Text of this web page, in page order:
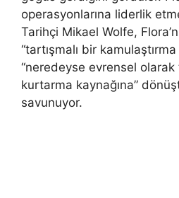
operasyonlarına liderlik
Tarihçi Mikael Wolfe,
“tartışmalı bir
“neredeyse evrensel
kurtarma kaynağına”
savunuyor.